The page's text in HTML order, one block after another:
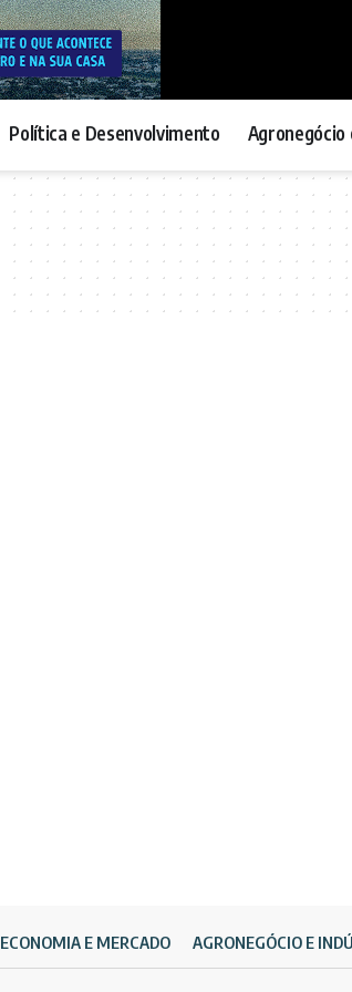
Política e Desenvolvimento Agronegócio
ECONOMIA E MERCADO AGRONEGÓCIO E